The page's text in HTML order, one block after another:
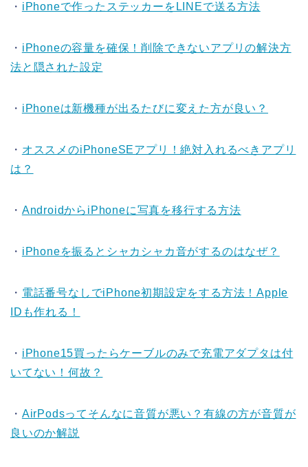
・ iPhoneで作ったステッカーをLINEで送る方法
・ iPhoneの容量を確保！削除できないアプリの解決方
法と隠された設定
・ iPhoneは新機種が出るたびに変えた方が良い？
・ オススメのiPhoneSEアプリ！絶対入れるべきアプリ
は？
・ AndroidからiPhoneに写真を移行する方法
・ iPhoneを振るとシャカシャカ音がするのはなぜ？
・ 電話番号なしでiPhone初期設定をする方法！Apple
IDも作れる！
・ iPhone15買ったらケーブルのみで充電アダプタは付
いてない！何故？
・ AirPodsってそんなに音質が悪い？有線の方が音質が
良いのか解説